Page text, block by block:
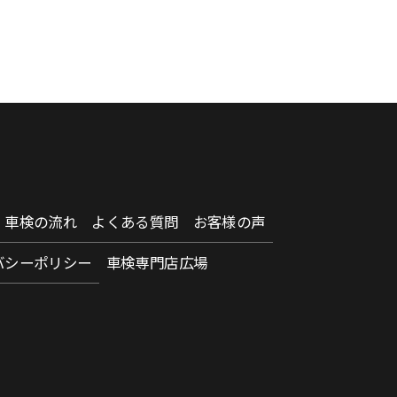
車検の流れ よくある質問
お客様の声
ーポリシー
車検専門店広場